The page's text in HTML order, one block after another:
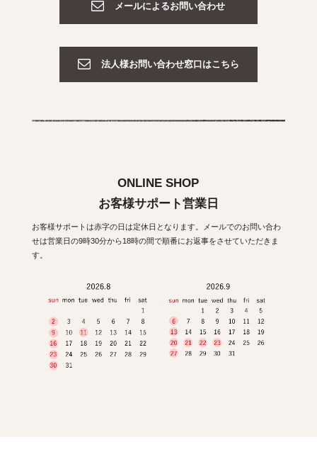
メールによるお問い合わせ
法人様お問い合わせ窓口はこちら
ONLINE SHOP
お客様サポート営業日
お客様サポートは赤字の日は定休日となります。メールでのお問い合わ
せは営業日の9時30分から18時の間で順番にお返事をさせていただきま
す。